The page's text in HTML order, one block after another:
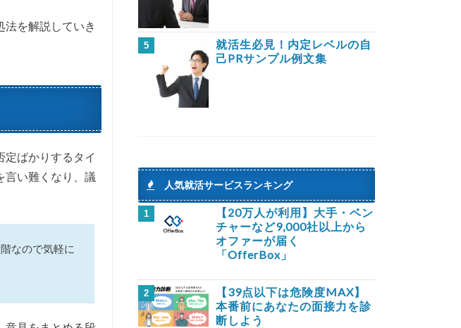
を解説していき
ばかりするタイ
言い難くなり、議
なので気軽に
5
就活生必見！内定レベルの自
己PRサンプル例文集
人気就活サービスランキング
1
【20万人が利用】大手・ベン
チャーなど9,000社以上から
オファーが届く
「OfferBox」
2
【39点以下は危険度MAX】
本番前にあなたの面接力を診
断しよう